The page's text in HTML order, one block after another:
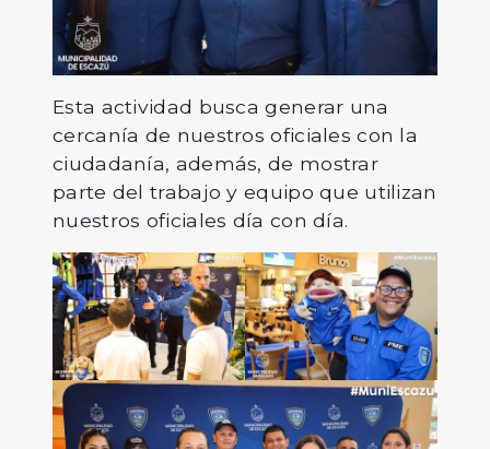
Esta actividad busca generar una
cercanía de nuestros oficiales con la
ciudadanía, además, de mostrar
parte del trabajo y equipo que utilizan
nuestros oficiales día con día.